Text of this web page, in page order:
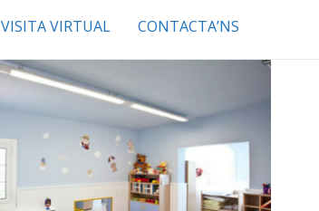
VISITA VIRTUAL CONTACTA’NS